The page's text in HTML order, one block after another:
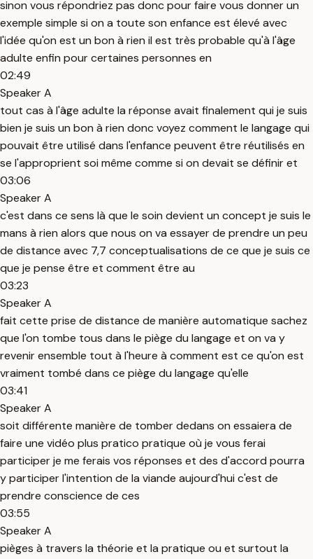
sinon vous répondriez pas donc pour faire vous donner un
exemple simple si on a toute son enfance est élevé avec
l'idée qu'on est un bon à rien il est très probable qu'à l'âge
adulte enfin pour certaines personnes en
02:49
Speaker A
tout cas à l'âge adulte la réponse avait finalement qui je suis
bien je suis un bon à rien donc voyez comment le langage qui
pouvait être utilisé dans l'enfance peuvent être réutilisés en
se l'approprient soi même comme si on devait se définir et
03:06
Speaker A
c'est dans ce sens là que le soin devient un concept je suis le
mans à rien alors que nous on va essayer de prendre un peu
de distance avec 7,7 conceptualisations de ce que je suis ce
que je pense être et comment être au
03:23
Speaker A
fait cette prise de distance de manière automatique sachez
que l'on tombe tous dans le piège du langage et on va y
revenir ensemble tout à l'heure à comment est ce qu'on est
vraiment tombé dans ce piège du langage qu'elle
03:41
Speaker A
soit différente manière de tomber dedans on essaiera de
faire une vidéo plus pratico pratique où je vous ferai
participer je me ferais vos réponses et des d'accord pourra
y participer l'intention de la viande aujourd'hui c'est de
prendre conscience de ces
03:55
Speaker A
pièges à travers la théorie et la pratique ou et surtout la